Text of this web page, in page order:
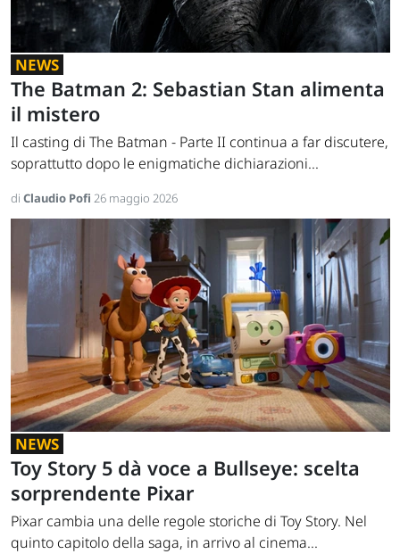
NEWS
The Batman 2: Sebastian Stan alimenta
il mistero
Il casting di The Batman - Parte II continua a far discutere,
soprattutto dopo le enigmatiche dichiarazioni...
di Claudio Pofi 26 maggio 2026
NEWS
Toy Story 5 dà voce a Bullseye: scelta
sorprendente Pixar
Pixar cambia una delle regole storiche di Toy Story. Nel
quinto capitolo della saga, in arrivo al cinema...